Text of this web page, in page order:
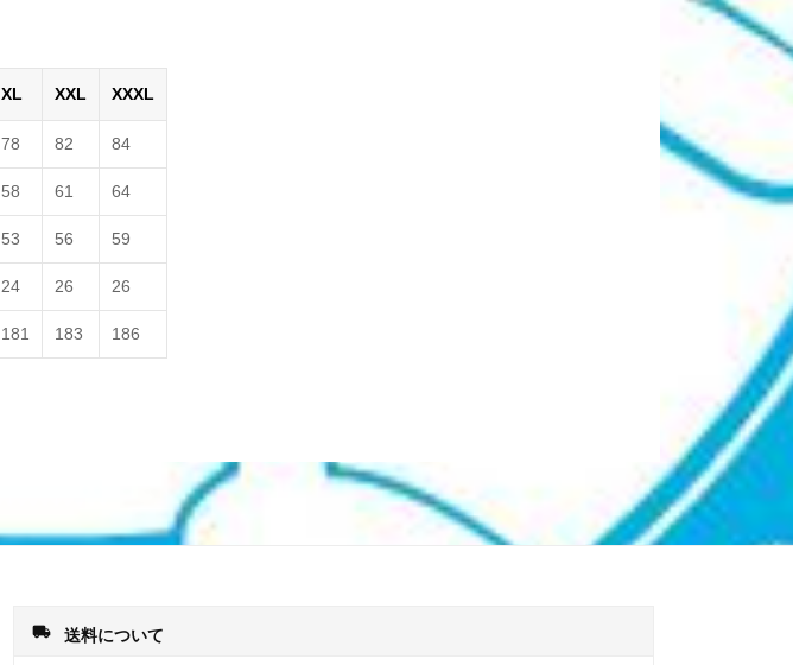
XL XXL XXXL
78 82 84
58 61 64
53 56 59
24 26 26
181 183 186
local_shipping 送料について